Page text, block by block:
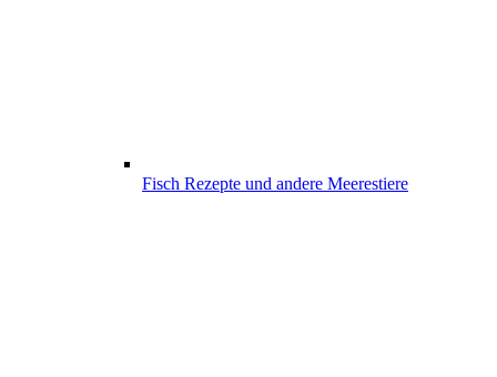
Fisch Rezepte und andere Meerestiere